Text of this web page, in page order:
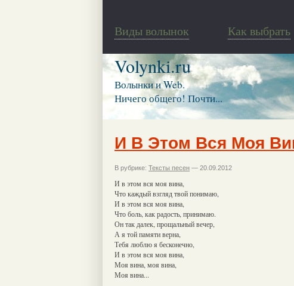
Виды волынок Как выбрать
Volynki.ru
Волынки и Web.
Ничего общего! Почти...
И В Этом Вся Моя
В рубрике: Тексты песен — 20.09.2012
И в этом вся моя вина,
Что каждый взгляд твой понимаю,
И в этом вся моя вина,
Что боль, как радость, принимаю.
Он так далек, прощальный вечер,
А я той памяти верна,
Тебя люблю я бесконечно,
И в этом вся моя вина,
Моя вина, моя вина,
Моя вина...